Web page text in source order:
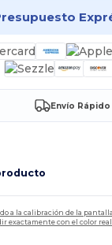
Envío Rápido
a la calibración de la
exactamente con el color